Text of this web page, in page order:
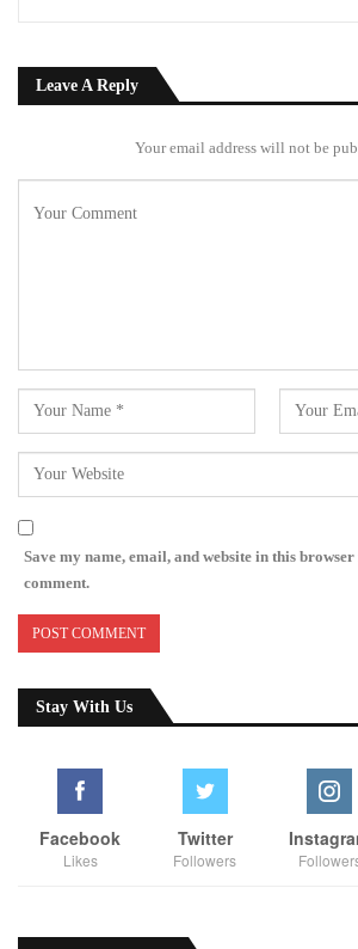
Leave A Reply
Your email address will not be
Save my name, email, and website in this
comment.
Stay With Us
Facebook
Likes
Twitter
Followers